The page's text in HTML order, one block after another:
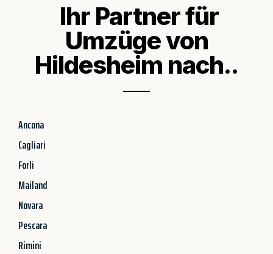
Ihr Partner für
Umzüge von
Hildesheim nach..
Ancona
Cagliari
Forli
Mailand
Novara
Pescara
Rimini